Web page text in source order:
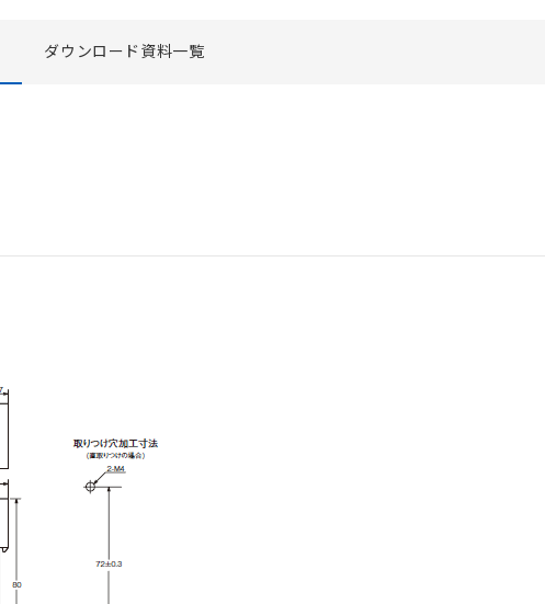
ダウンロード資料一覧